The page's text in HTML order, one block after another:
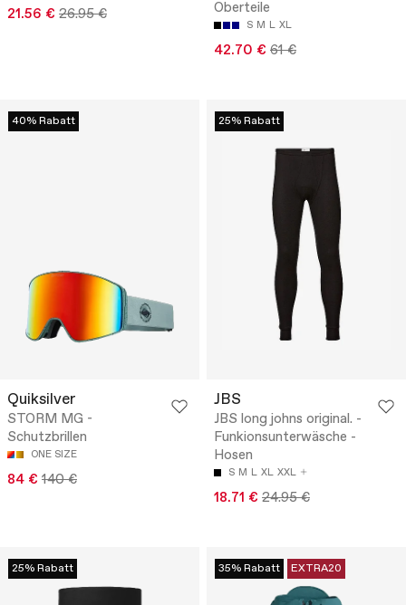
21.56 € 26.95 € Oberteile
S M L XL
42.70 € 61 €
40% Rabatt
Quiksilver
STORM MG -
Schutzbrillen
ONE SIZE
84 € 140 €
25% Rabatt
JBS
JBS long johns original. -
Funkionsunterwäsche -
Hosen
S M L XL XXL
18.71 € 24.95 €
25% Rabatt 35% Rabatt EXTRA20